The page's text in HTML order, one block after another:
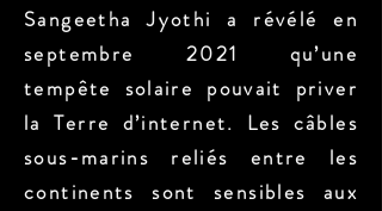
Sangeetha Jyothi a révélé en
septembre 2021 qu’une
tempête solaire pouvait priver
la Terre d’internet. Les câbles
sous-marins reliés entre les
continents sont sensibles aux